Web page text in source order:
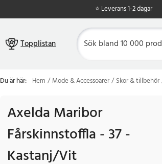
⭐ Leverans 1-2 dagar
Topplistan
Du är här: Hem Mode & Accessoarer Skor & tillbehör
Axelda Maribor
Fårskinnstoffla - 37 -
Kastanj/Vit